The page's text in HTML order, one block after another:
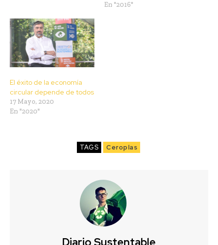
En "2016"
El éxito de la economía
circular depende de todos
17 Mayo, 2020
En "2020"
TAGS Ceroplas